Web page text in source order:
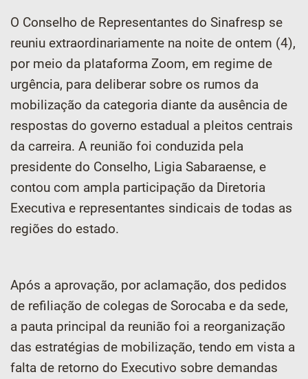
O Conselho de Representantes do Sinafresp se
reuniu extraordinariamente na noite de ontem (4),
por meio da plataforma Zoom, em regime de
urgência, para deliberar sobre os rumos da
mobilização da categoria diante da ausência de
respostas do governo estadual a pleitos centrais
da carreira. A reunião foi conduzida pela
presidente do Conselho, Ligia Sabaraense, e
contou com ampla participação da Diretoria
Executiva e representantes sindicais de todas as
regiões do estado.
Após a aprovação, por aclamação, dos pedidos
de refiliação de colegas de Sorocaba e da sede,
a pauta principal da reunião foi a reorganização
das estratégias de mobilização, tendo em vista a
falta de retorno do Executivo sobre demandas